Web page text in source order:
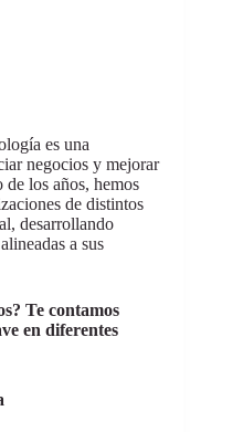
es una
negocios y mejorar
los años, hemos
de distintos
desarrollando
a sus
Te contamos
en diferentes